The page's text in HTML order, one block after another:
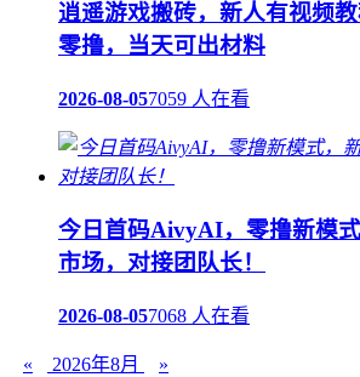
逍遥游戏搬砖，新人有视频
零撸，当天可出材料
2026-08-057059 人在看
今日首码AivyAI，零撸新模
市场，对接团队长！
2026-08-057068 人在看
« 2026年8月 »